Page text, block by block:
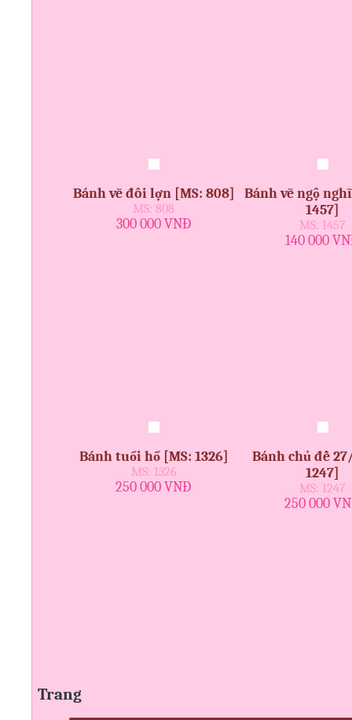
Bánh vẽ đôi lợn [MS: 808]
MS: 808
300 000 VNĐ
Bánh vẽ ngộ
1457]
MS: 1457
140 000
Bánh tuổi hổ [MS: 1326]
MS: 1326
250 000 VNĐ
Bánh chủ đề
1247]
MS: 1247
250 000
Trang